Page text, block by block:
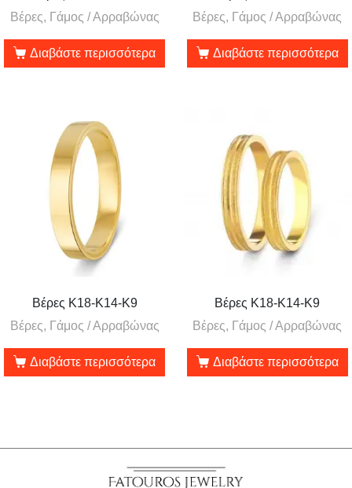
Βέρες, Γάμος / Αρραβώνας
Διαβάστε περισσότερα
Βέρες, Γάμος / Αρραβώνας
Διαβάστε περισσότερα
Βέρες Κ18-Κ14-Κ9
Βέρες, Γάμος / Αρραβώνας
Διαβάστε περισσότερα
Βέρες Κ18-Κ14-Κ9
Βέρες, Γάμος / Αρραβώνας
Διαβάστε περισσότερα